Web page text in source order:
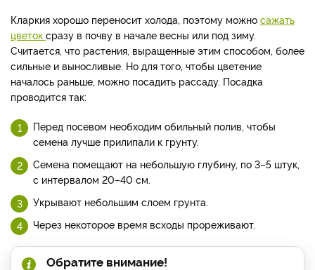
Кларкия хорошо переносит холода, поэтому можно сажать
цветок сразу в почву в начале весны или под зиму.
Считается, что растения, выращенные этим способом, более
сильные и выносливые. Но для того, чтобы цветение
началось раньше, можно посадить рассаду. Посадка
проводится так:
Перед посевом необходим обильный полив, чтобы
семена лучше прилипали к грунту.
Семена помещают на небольшую глубину, по 3–5 штук,
с интервалом 20–40 см.
Укрывают небольшим слоем грунта.
Через некоторое время всходы прореживают.
Обратите внимание!